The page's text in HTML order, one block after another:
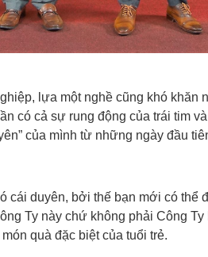
lựa một nghề cũng khó khăn
có cả sự rung động của trái tim
của mình từ những ngày đầu
cái duyên, bởi thế bạn mới có
Ty này chứ không phải Công
quà đặc biệt của tuổi trẻ.